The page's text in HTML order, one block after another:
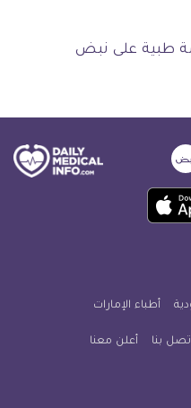
ديلي
ميديكال
انفو
أطباء الإمارات
بنا أعلن معنا